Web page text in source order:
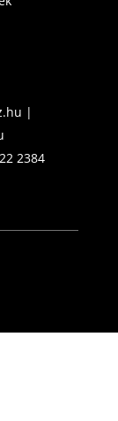
|
2384